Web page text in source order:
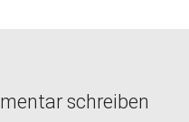
schreiben